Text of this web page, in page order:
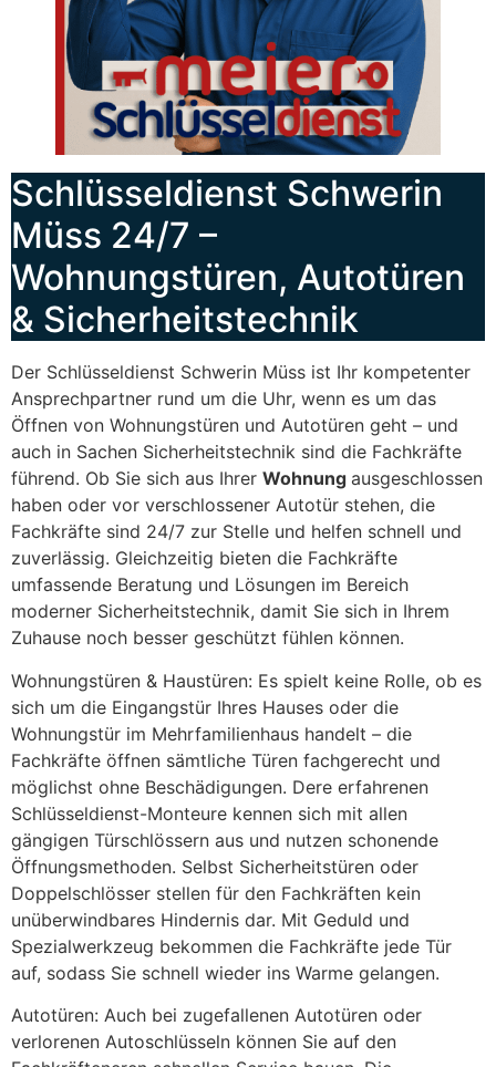
Schlüsseldienst Schwerin
Müss 24/7 –
Wohnungstüren, Autotüren
& Sicherheitstechnik
Der Schlüsseldienst Schwerin Müss ist Ihr kompetenter
Ansprechpartner rund um die Uhr, wenn es um das
Öffnen von Wohnungstüren und Autotüren geht – und
auch in Sachen Sicherheitstechnik sind die Fachkräfte
führend. Ob Sie sich aus Ihrer Wohnung ausgeschlossen
haben oder vor verschlossener Autotür stehen, die
Fachkräfte sind 24/7 zur Stelle und helfen schnell und
zuverlässig. Gleichzeitig bieten die Fachkräfte
umfassende Beratung und Lösungen im Bereich
moderner Sicherheitstechnik, damit Sie sich in Ihrem
Zuhause noch besser geschützt fühlen können.
Wohnungstüren & Haustüren: Es spielt keine Rolle, ob es
sich um die Eingangstür Ihres Hauses oder die
Wohnungstür im Mehrfamilienhaus handelt – die
Fachkräfte öffnen sämtliche Türen fachgerecht und
möglichst ohne Beschädigungen. Dere erfahrenen
Schlüsseldienst-Monteure kennen sich mit allen
gängigen Türschlössern aus und nutzen schonende
Öffnungsmethoden. Selbst Sicherheitstüren oder
Doppelschlösser stellen für den Fachkräften kein
unüberwindbares Hindernis dar. Mit Geduld und
Spezialwerkzeug bekommen die Fachkräfte jede Tür
auf, sodass Sie schnell wieder ins Warme gelangen.
Autotüren: Auch bei zugefallenen Autotüren oder
verlorenen Autoschlüsseln können Sie auf den